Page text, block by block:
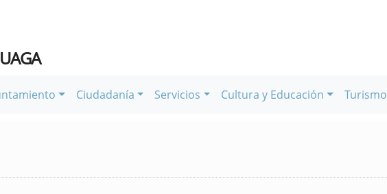
Ciudadanía Servicios Cultura y Educación Turismo